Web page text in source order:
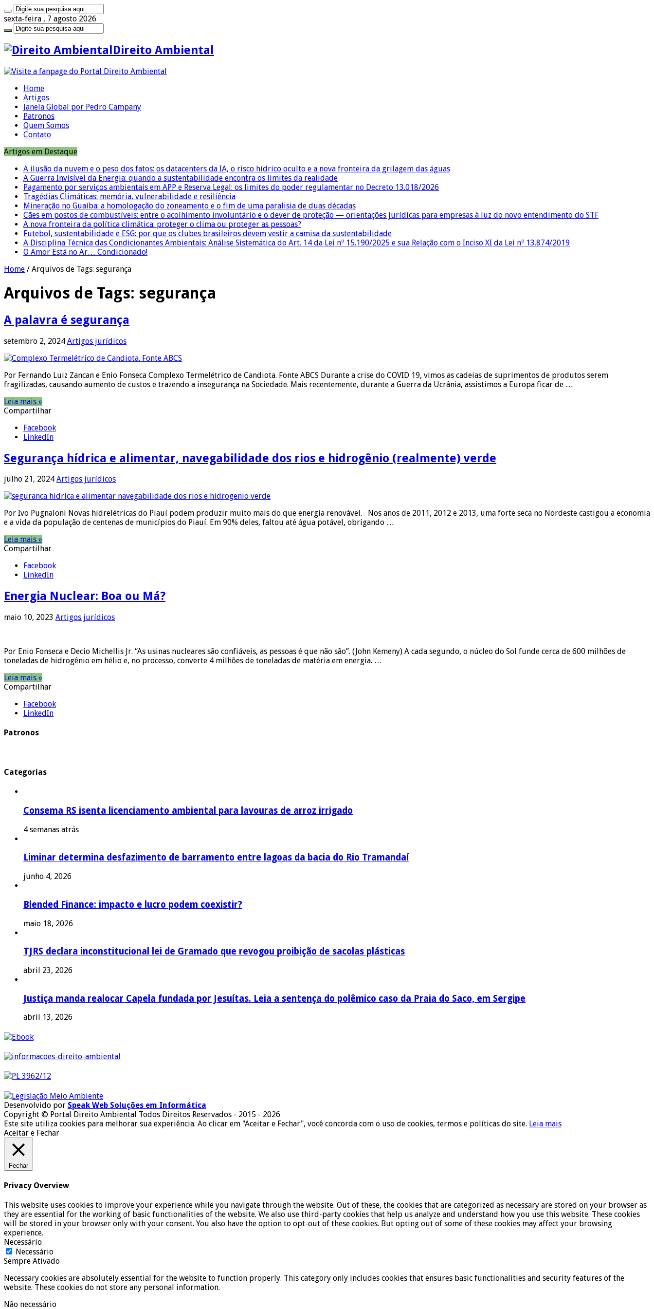
sexta-feira , 7 agosto 2026
Direito Ambiental
Home
Artigos
Janela Global por Pedro Campany
Patronos
Quem Somos
Contato
Artigos em Destaque
A ilusão da nuvem e o peso dos fatos: os datacenters da IA, o risco hídrico oculto e a nova fronteira da grilagem das águas
A Guerra Invisível da Energia: quando a sustentabilidade encontra os limites da realidade
Pagamento por serviços ambientais em APP e Reserva Legal: os limites do poder regulamentar no Decreto 13.018/2026
Tragédias Climáticas: memória, vulnerabilidade e resiliência
Mineração no Guaíba: a homologação do zoneamento e o fim de uma paralisia de duas décadas
Cães em postos de combustíveis: entre o acolhimento involuntário e o dever de proteção — orientações jurídicas para empresas à luz do novo entendimento do STF
A nova fronteira da política climática: proteger o clima ou proteger as pessoas?
Futebol, sustentabilidade e ESG: por que os clubes brasileiros devem vestir a camisa da sustentabilidade
A Disciplina Técnica das Condicionantes Ambientais: Análise Sistemática do Art. 14 da Lei nº 15.190/2025 e sua Relação com o Inciso XI da Lei nº 13.874/2019
O Amor Está no Ar… Condicionado!
Home / Arquivos de Tags: segurança
Arquivos de Tags: segurança
A palavra é segurança
setembro 2, 2024 Artigos jurídicos
Por Fernando Luiz Zancan e Enio Fonseca Complexo Termelétrico de Candiota. Fonte ABCS Durante a crise do COVID 19, vimos as cadeias de suprimentos de produtos serem
fragilizadas, causando aumento de custos e trazendo a insegurança na Sociedade. Mais recentemente, durante a Guerra da Ucrânia, assistimos a Europa ficar de …
Leia mais »
Compartilhar
Facebook
LinkedIn
Segurança hídrica e alimentar, navegabilidade dos rios e hidrogênio (realmente) verde
julho 21, 2024 Artigos jurídicos
Por Ivo Pugnaloni Novas hidrelétricas do Piauí podem produzir muito mais do que energia renovável. Nos anos de 2011, 2012 e 2013, uma forte seca no Nordeste castigou a economia
e a vida da população de centenas de municípios do Piauí. Em 90% deles, faltou até água potável, obrigando …
Leia mais »
Compartilhar
Facebook
LinkedIn
Energia Nuclear: Boa ou Má?
maio 10, 2023 Artigos jurídicos
Por Enio Fonseca e Decio Michellis Jr. “As usinas nucleares são confiáveis, as pessoas é que não são”. (John Kemeny) A cada segundo, o núcleo do Sol funde cerca de 600 milhões de
toneladas de hidrogênio em hélio e, no processo, converte 4 milhões de toneladas de matéria em energia. …
Leia mais »
Compartilhar
Facebook
LinkedIn
Patronos
Categorias
Consema RS isenta licenciamento ambiental para lavouras de arroz irrigado
4 semanas atrás
Liminar determina desfazimento de barramento entre lagoas da bacia do Rio Tramandaí
junho 4, 2026
Blended Finance: impacto e lucro podem coexistir?
maio 18, 2026
TJRS declara inconstitucional lei de Gramado que revogou proibição de sacolas plásticas
abril 23, 2026
Justiça manda realocar Capela fundada por Jesuítas. Leia a sentença do polêmico caso da Praia do Saco, em Sergipe
abril 13, 2026
Desenvolvido por Speak Web Soluções em Informática
Copyright © Portal Direito Ambiental Todos Direitos Reservados - 2015 - 2026
Este site utiliza cookies para melhorar sua experiência. Ao clicar em "Aceitar e Fechar", você concorda com o uso de cookies, termos e políticas do site. Leia mais
Aceitar e Fechar
Fechar
Privacy Overview
This website uses cookies to improve your experience while you navigate through the website. Out of these, the cookies that are categorized as necessary are stored on your browser as
they are essential for the working of basic functionalities of the website. We also use third-party cookies that help us analyze and understand how you use this website. These cookies
will be stored in your browser only with your consent. You also have the option to opt-out of these cookies. But opting out of some of these cookies may affect your browsing
experience.
Necessário
Necessário
Sempre Ativado
Necessary cookies are absolutely essential for the website to function properly. This category only includes cookies that ensures basic functionalities and security features of the
website. These cookies do not store any personal information.
Não necessário